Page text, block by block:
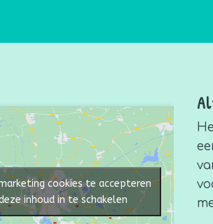
cookies te accepteren
inhoud in te schakelen